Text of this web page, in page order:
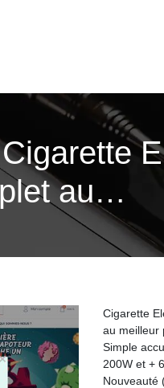
au…
Cigarette
au meilleur
Simple
200W et +
Nouveauté